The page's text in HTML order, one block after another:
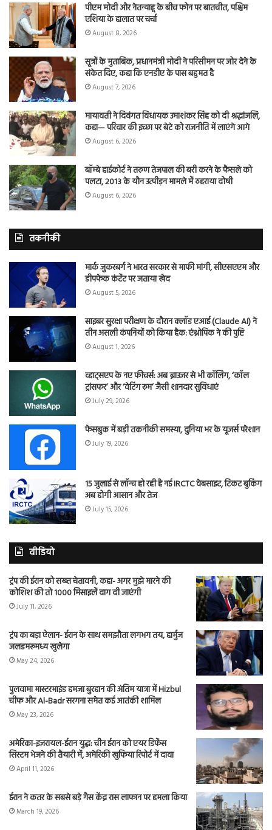
पीएम मोदी और नेतन्याहू के बीच फोन पर बातचीत, पश्चिम
एशिया के हालात पर चर्चा
August 8, 2026
सूत्रों के मुताबिक, प्रधानमंत्री मोदी ने परिसीमन पर जोर देने के
संकेत दिए, कहा कि एनडीए के पास बहुमत है
August 7, 2026
मायावती ने दिवंगत विधायक उमाशंकर सिंह को दी श्रद्धांजलि,
कहा— परिवार की इच्छा पर बेटे को राजनीति में लाएंगे आगे
August 6, 2026
बॉम्बे हाईकोर्ट ने तरुण तेजपाल की बरी करने के फैसले को
पलटा, 2013 के यौन उत्पीड़न मामले में ठहराया दोषी
August 6, 2026
तकनीकी
मार्क जुकरबर्ग ने भारत सरकार से माफी मांगी, सीएसएएम और
डीपफेक कंटेंट पर जताया खेद
August 5, 2026
साइबर सुरक्षा परीक्षण के दौरान क्लॉड एआई (Claude AI) ने
तीन असली कंपनियों को किया हैक: एंथ्रोपिक ने की पुष्टि
August 1, 2026
व्हाट्सएप के नए फीचर्स: अब ब्राउजर से भी कॉलिंग, ‘कॉल
ट्रांसफर’ और ‘वेटिंग रूम’ जैसी शानदार सुविधाएं
July 29, 2026
फेसबुक में बड़ी तकनीकी समस्या, दुनिया भर के यूजर्स परेशान
July 19, 2026
15 जुलाई से लॉन्च हो रही है नई IRCTC वेबसाइट, टिकट बुकिंग
अब होगी आसान और तेज
July 15, 2026
वीडियो
ट्रंप की ईरान को सख्त चेतावनी, कहा- अगर मुझे मारने की
कोशिश की तो 1000 मिसाइलें दाग दी जाएंगी
July 11, 2026
ट्रंप का बड़ा ऐलान- ईरान के साथ समझौता लगभग तय, हार्मुज
जलडमरूमध्य खुलेगा
May 24, 2026
पुलवामा मास्टरमाइंड हमजा बुरहान की अंतिम यात्रा में Hizbul
चीफ और Al-Badr सरगना समेत कई आतंकी शामिल
May 23, 2026
अमेरिका-इजरायल-ईरान युद्ध: चीन ईरान को एयर डिफेंस
सिस्टम भेजने की तैयारी में, अमेरिकी खुफिया रिपोर्ट में दावा
April 11, 2026
ईरान ने कतर के सबसे बड़े गैस केंद्र रास लाफान पर हमला किया
March 19, 2026